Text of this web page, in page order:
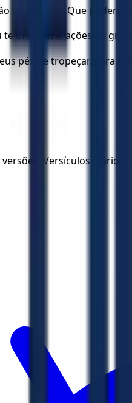
terei medo. Que poderá
te oferecerei ações de
pés de tropeçar, para
Versículos